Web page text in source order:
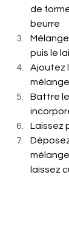
de
beurre
puis le
Ajoutez
mélange
Battre
Laissez
laissez